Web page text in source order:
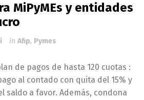
MiPyMEs y entidades
in Afip, Pymes
de pagos de hasta 120 cuotas :
al contado con quita del 15% y
saldo a favor. Además, condona